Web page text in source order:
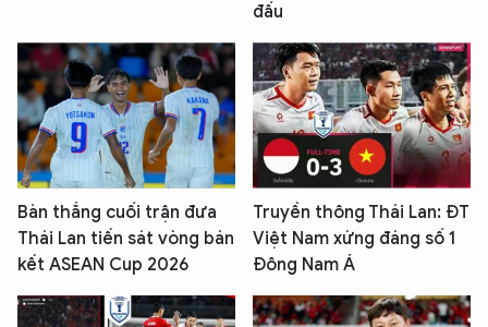
đấu
Bàn thắng cuối trận đưa
Thái Lan tiến sát vòng bán
kết ASEAN Cup 2026
Truyền thông Thái Lan: ĐT
Việt Nam xứng đáng số 1
Đông Nam Á